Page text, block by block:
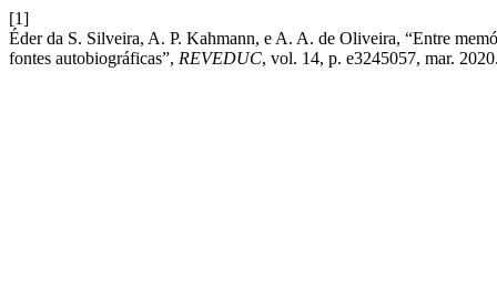
[1]
Éder da S. Silveira, A. P. Kahmann, e A. A. de Oliveira, “Entre
fontes autobiográficas”, REVEDUC, vol. 14, p. e3245057, mar.